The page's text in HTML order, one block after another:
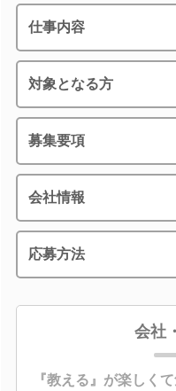
仕事内容
対象となる方
募集要項
会社情報
応募方法
会社
『教える』が楽しく